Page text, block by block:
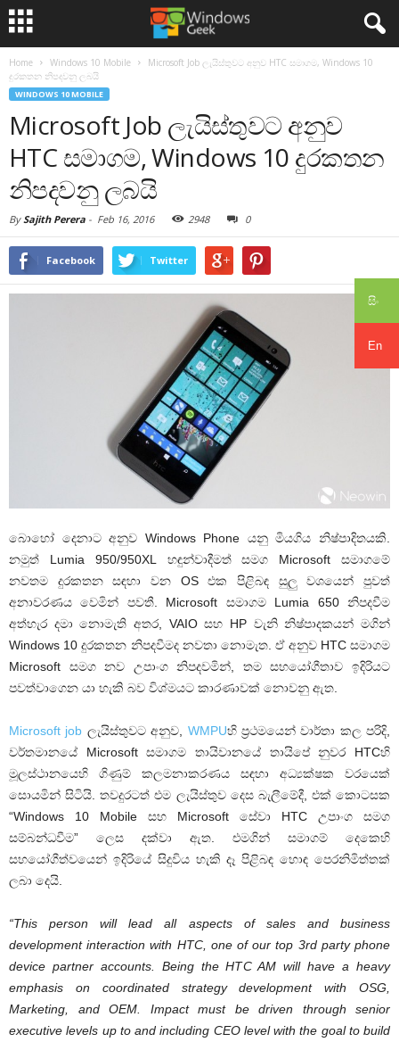
සිං
En
Home Windows 10 Mobile
Microsoft Job ලැයිස්තුවට අනුව HTC සමාගම, Windows 10
දුරකතන නිපදවනු ලබයි
WINDOWS 10 MOBILE
Microsoft Job ලැයිස්තුවට අනුව
HTC සමාගම, Windows 10 දුරකතන
නිපදවනු ලබයි
BySajith Perera - Feb 16, 2016 2948 0
Facebook Twitter
බොහෝ දෙනාට අනුව Windows Phone යනු මියගිය නිෂ්පාදිතයකි.
නමුත් Lumia 950/950XL හඳුන්වාදීමත් සමග Microsoft සමාගමේ
නවතම දුරකතන සඳහා වන OS එක පිළිබඳ සුලු වශයෙන් පුවත්
අනාවරණය වෙමින් පවතී. Microsoft සමාගම Lumia 650 නිපදවීම
අත්හැර දමා නොමැති අතර, VAIO සහ HP වැනි නිෂ්පාදකයන් මගින්
Windows 10 දුරකතන නිපදවීමද නවතා නොමැත. ඒ අනුව HTC සමාගම
Microsoft සමග නව උපාංග නිපදවමින්, තම සහයෝගීතාව ඉදිරියට
පවත්වාගෙන යා හැකි බව විශ්මයට කාරණාවක් නොවනු ඇත.
Microsoft job ලැයිස්තුවට අනුව, WMPUහි ප්‍රථමයෙන් වාර්තා කල පරිදි,
වර්තමානයේ Microsoft සමාගම තායිවානයේ තායිපේ නුවර HTCහි
මූලස්ථානයෙහි ගිණුම් කලමනාකරණය සඳහා අධ්‍යක්ෂක වරයෙක්
සොයමින් සිටියි. තවදුරටත් එම ලැයිස්තුව දෙස බැලීමේදී, එක් කොටසක
“Windows 10 Mobile සහ Microsoft සේවා HTC උපාංග සමග
සම්බන්ධවීම” ලෙස දක්වා ඇත. එමගින් සමාගම් දෙකෙහි
සහයෝගීත්වයෙන් ඉදිරියේ සිදුවිය හැකි දෑ පිළිබඳ හොඳ පෙරනිමිත්තක්
ලබා දෙයි.
“This person will lead all aspects of sales and business
development interaction with HTC, one of our top 3rd party phone
device partner accounts. Being the HTC AM will have a heavy
emphasis on coordinated strategy development with OSG,
Marketing, and OEM. Impact must be driven through senior
executive levels up to and including CEO level with the goal to build